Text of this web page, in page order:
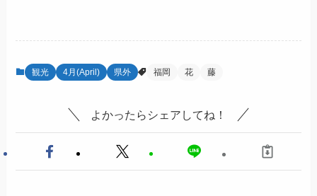
観光 4月(April) 県外 福岡 花 藤
よかったらシェアしてね！